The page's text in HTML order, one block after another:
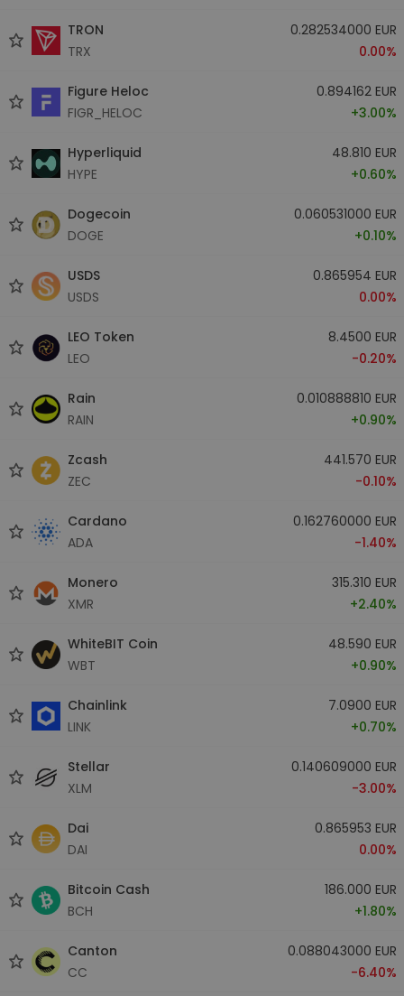
TRON
TRX
0.282534000 EUR
0.00%
Figure Heloc
FIGR_HELOC
0.894162 EUR
+3.00%
Hyperliquid
HYPE
48.810 EUR
+0.60%
Dogecoin
DOGE
0.060531000 EUR
+0.10%
USDS
USDS
0.865954 EUR
0.00%
LEO Token
LEO
8.4500 EUR
-0.20%
Rain
RAIN
0.010888810 EUR
+0.90%
Zcash
ZEC
441.570 EUR
-0.10%
Cardano
ADA
0.162760000 EUR
-1.40%
Monero
XMR
315.310 EUR
+2.40%
WhiteBIT Coin
WBT
48.590 EUR
+0.90%
Chainlink
LINK
7.0900 EUR
+0.70%
Stellar
XLM
0.140609000 EUR
-3.00%
Dai
DAI
0.865953 EUR
0.00%
Bitcoin Cash
BCH
186.000 EUR
+1.80%
Canton
CC
0.088043000 EUR
-6.40%